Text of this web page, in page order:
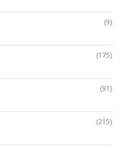
(9)
(175)
(91)
(215)